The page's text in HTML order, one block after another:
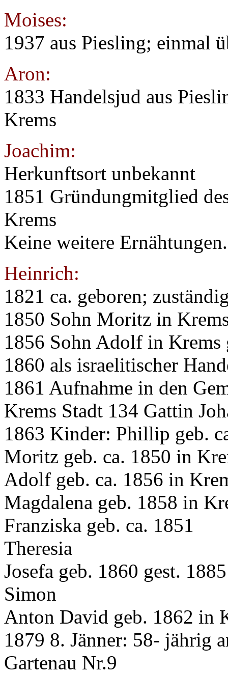
Moises:
1937 aus Piesling; einmal
Aron:
1833 Handelsjud aus
Krems
Joachim:
Herkunftsort unbekannt
1851 Gründungmitglied
Krems
Keine weitere Ernähtungen.
Heinrich:
1821 ca. geboren;
1850 Sohn Moritz in
1856 Sohn Adolf in Krems
1860 als israelitischer
1861 Aufnahme in den
Krems Stadt 134 Gattin
1863 Kinder: Phillip geb.
Moritz geb. ca. 1850 in
Adolf geb. ca. 1856 in
Magdalena geb. 1858 in
Franziska geb. ca. 1851
Theresia
Josefa geb. 1860 gest. 1885
Simon
Anton David geb. 1862 in
1879 8. Jänner: 58- jährig
Gartenau Nr.9